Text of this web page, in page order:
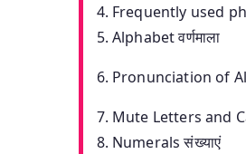
Frequently used
Alphabet वर्णमाला
Pronunciation of
Mute Letters and
Numerals संख्याएं